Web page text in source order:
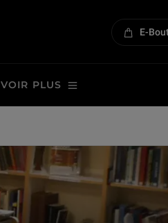
E-
VOIR PLUS